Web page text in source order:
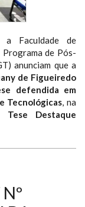
Faculdade de
Programa de Pós-
anunciam que a
de Figueiredo
defendida em
Tecnológicas, na
Destaque